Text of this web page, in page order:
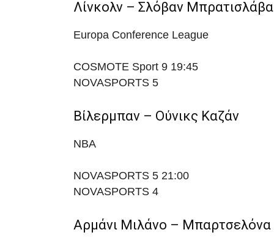
Λίνκολν – Σλόβαν
Europa Conference League
COSMOTE Sport 9 19:45
NOVASPORTS 5
Βίλερμπαν – Ούνικς Καζάν
NBA
NOVASPORTS 5 21:00
NOVASPORTS 4
Αρμάνι Μιλάνο – Μπαρτσελόνα